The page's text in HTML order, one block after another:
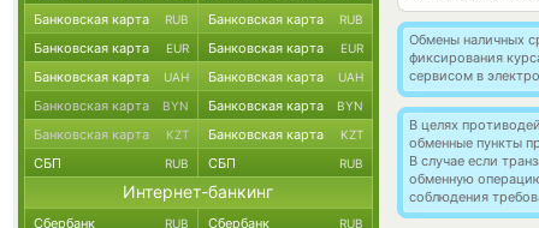
Обмены наличных
фиксирования
сервисом в
В целях
обменные пункты
В случае если
обменную
соблюдения
Банковская карта RUB Банковская карта RUB
Банковская карта EUR Банковская карта EUR
Банковская карта UAH Банковская карта UAH
Банковская карта BYN Банковская карта BYN
Банковская карта KZT Банковская карта KZT
СБП RUB СБП RUB
Интернет-банкинг
Сбербанк RUB Сбербанк RUB